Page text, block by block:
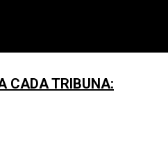
CADA TRIBUNA: